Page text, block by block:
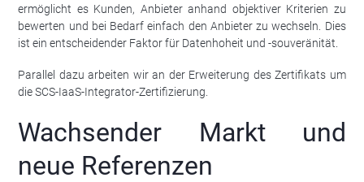
ermöglicht es Kunden, Anbieter anhand objektiver Kriterien zu
bewerten und bei Bedarf einfach den Anbieter zu wechseln. Dies
ist ein entscheidender Faktor für Datenhoheit und -souveränität.
Parallel dazu arbeiten wir an der Erweiterung des Zertifikats um
die SCS-IaaS-Integrator-Zertifizierung.
Wachsender Markt und
neue Referenzen